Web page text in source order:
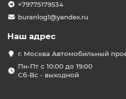
+79775179534
buranlog1@yandex.ru
Наш адрес
г. Москва Автомобильный
Пн-Пт с 10:00 до 19:00
Сб-Вс - выходной